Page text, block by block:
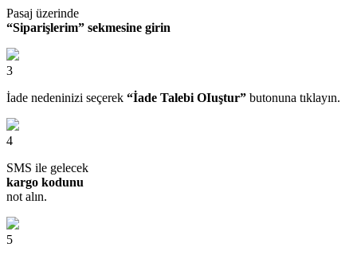
Pasaj üzerinde
“Siparişlerim” sekmesine girin
3
İade nedeninizi seçerek “İade Talebi OIuştur” butonuna tıklayın.
4
SMS ile gelecek
kargo kodunu
not alın.
5